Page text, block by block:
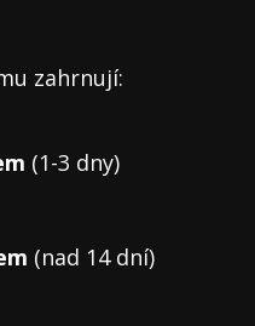
zahrnují:
(1-3 dny)
(nad 14 dní)